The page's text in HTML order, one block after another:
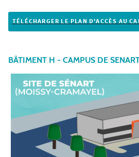
TÉLÉCHARGER LE PLAN D'ACCÈS AU
BÂTIMENT H - CAMPUS DE